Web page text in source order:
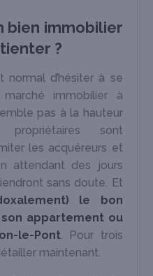
bien immobilier
?
d’hésiter à se
immobilier à
pas à la hauteur
sont
les acquéreurs et
attendant des jours
sans doute. Et
le bon
appartement ou
le-Pont. Pour trois
maintenant.